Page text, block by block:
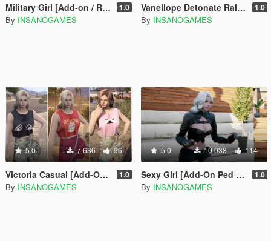
Military Girl [Add-on / Replace] 1.0
By INSANOGAMES
Vanellope Detonate Ralph (add-on / replace) 1.0
By INSANOGAMES
5.0 7 636 96
Victoria Casual [Add-On Ped / Replace] 1.0
By INSANOGAMES
5.0 10 038 114
Sexy Girl [Add-On Ped / Replace] 1.0
By INSANOGAMES